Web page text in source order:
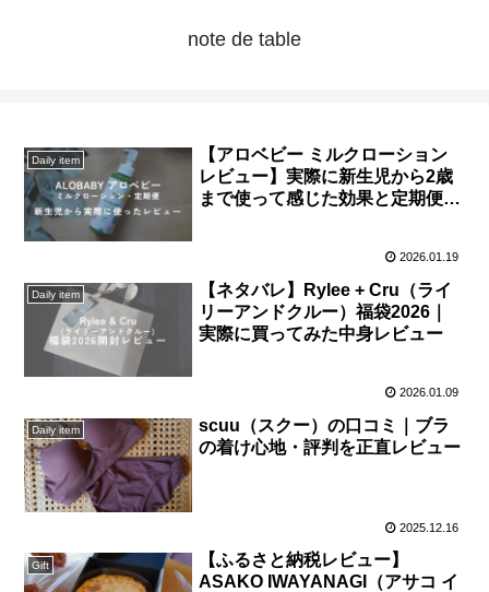
note de table
Daily item
【アロベビー ミルクローション
レビュー】実際に新生児から2歳
まで使って感じた効果と定期便の
2026.01.19
Daily item
【ネタバレ】Rylee + Cru（ライ
リーアンドクルー）福袋2026｜
実際に買ってみた中身レビュー
2026.01.09
Daily item
scuu（スクー）の口コミ｜ブラ
の着け心地・評判を正直レビュー
2025.12.16
Gift
【ふるさと納税レビュー】
ASAKO IWAYANAGI（アサコ イ